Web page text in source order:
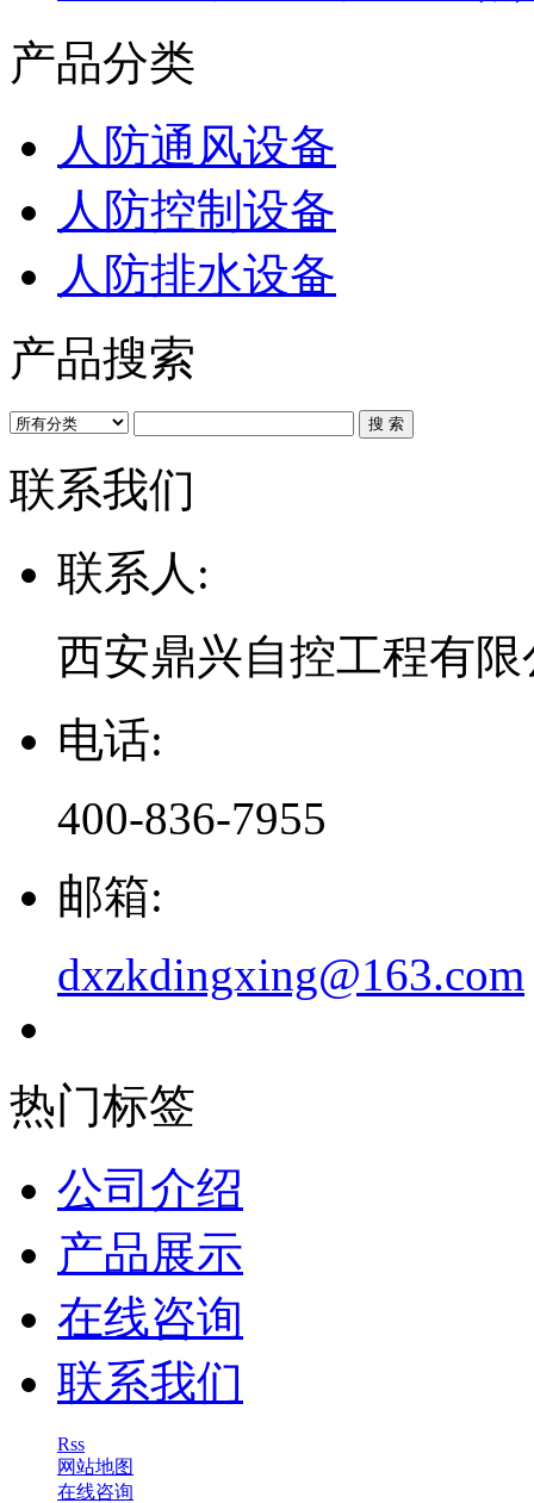
产品分类
人防通风设备
人防控制设备
人防排水设备
产品搜索
联系我们
联系人:
西安鼎兴自控工程有限
电话:
400-836-7955
邮箱:
dxzkdingxing@163.com
热门标签
公司介绍
产品展示
在线咨询
联系我们
Rss
网站地图
在线咨询